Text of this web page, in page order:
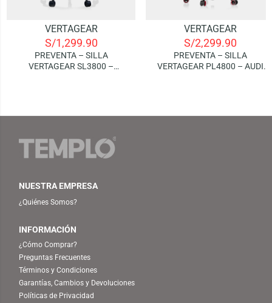
VERTAGEAR
S/1,299.90
PREVENTA – SILLA
VERTAGEAR SL3800 –
VERTAGEAR
S/2,299.90
PREVENTA – SILLA
VERTAGEAR PL4800 – AUDI
NUESTRA EMPRESA
¿Quiénes Somos?
INFORMACIÓN
¿Cómo Comprar?
Preguntas Frecuentes
Términos y Condiciones
Garantías, Cambios y Devoluciones
Políticas de Privacidad